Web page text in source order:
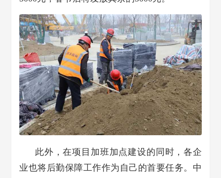
此外，在项目加班加点建设的同时，各企
业也将后勤保障工作作为自己的首要任务。中